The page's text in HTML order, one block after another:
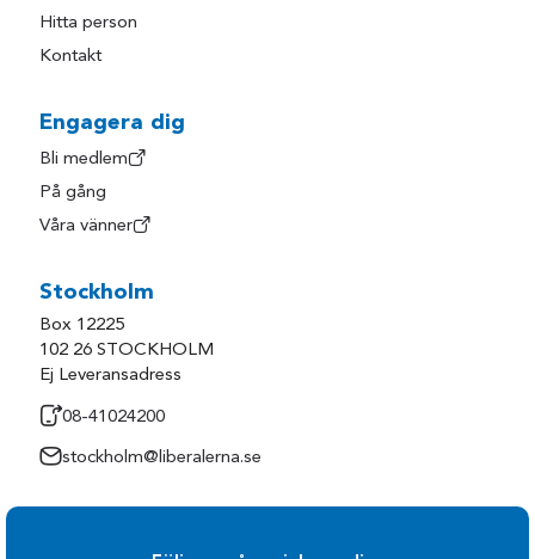
Hitta person
Kontakt
Engagera dig
Bli medlem
På gång
Våra vänner
Stockholm
Box 12225
102 26 STOCKHOLM
Ej Leveransadress
08-41024200
stockholm@liberalerna.se